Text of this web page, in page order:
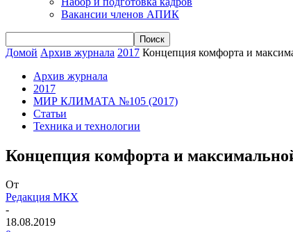
Вакансии членов АПИК
Домой Архив журнала 2017 Концепция комфорта и
Архив журнала
2017
МИР КЛИМАТА №105 (2017)
Статьи
Техника и технологии
Концепция комфорта и
От
Редакция МКХ
-
18.08.2019